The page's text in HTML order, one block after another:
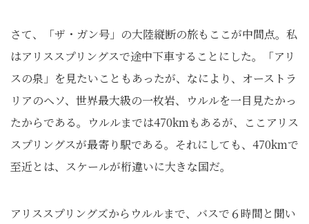
さて、「ザ・ガン号」の大陸縦断の旅もここが中間点。私
はアリススプリングスで途中下車することにした。「アリ
スの泉」を見たいこともあったが、なにより、オーストラ
リアのヘソ、世界最大級の一枚岩、ウルルを一目見たかっ
たからである。ウルルまでは470kmもあるが、ここアリス
スプリングスが最寄り駅である。それにしても、470kmで
至近とは、スケールが桁違いに大きな国だ。
アリススプリングズからウルルまで、バスで６時間と聞い